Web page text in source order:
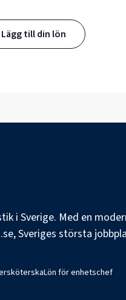
Lägg till din lön
i Sverige. Med en
Sveriges största
Lön för enhetschef